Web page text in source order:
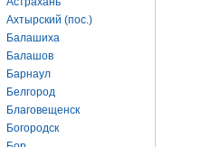
Ахтырский (пос.)
Балашиха
Балашов
Барнаул
Белгород
Благовещенск
Богородск